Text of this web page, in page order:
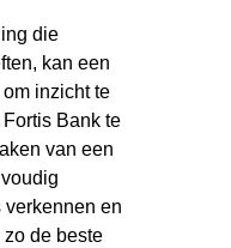
die
kan een
inzicht te
Bank te
van een
verkennen en
de beste